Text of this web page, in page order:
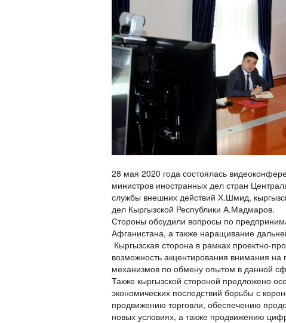
28 мая 2020 года состоялась
министров иностранных дел стран
службы внешних действий Х.Шмид,
дел Кыргызской Республики А.Мадмаров.
Стороны обсудили вопросы по
Афганистана, а также наращивание
Кыргызская сторона в рамках проектно-
возможность акцентирования внимания
механизмов по обмену опытом в данной
Также кыргызской стороной предложено
экономических последствий борьбы с
продвижению торговли, обеспечению
новых условиях, а также продвижению